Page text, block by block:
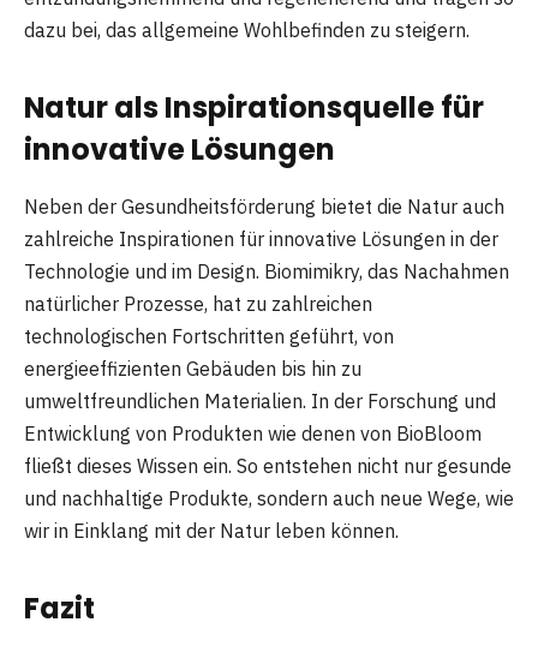
dazu bei, das allgemeine Wohlbefinden zu steigern.
Natur als Inspirationsquelle für
innovative Lösungen
Neben der Gesundheitsförderung bietet die Natur auch
zahlreiche Inspirationen für innovative Lösungen in der
Technologie und im Design. Biomimikry, das Nachahmen
natürlicher Prozesse, hat zu zahlreichen
technologischen Fortschritten geführt, von
energieeffizienten Gebäuden bis hin zu
umweltfreundlichen Materialien. In der Forschung und
Entwicklung von Produkten wie denen von BioBloom
fließt dieses Wissen ein. So entstehen nicht nur gesunde
und nachhaltige Produkte, sondern auch neue Wege, wie
wir in Einklang mit der Natur leben können.
Fazit